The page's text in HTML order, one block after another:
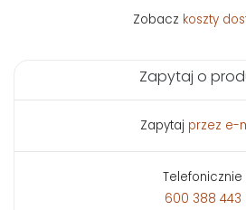
Zobacz koszty
Zapytaj o
Zapytaj przez e-
Telefonicznie
600 388 443